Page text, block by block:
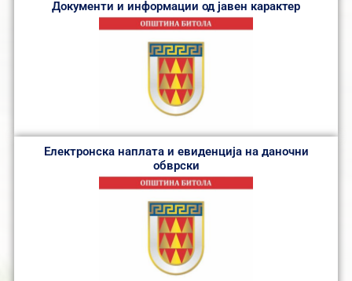
Документи и информации од јавен карактер
Електронска наплата и евиденција на даночни
обврски